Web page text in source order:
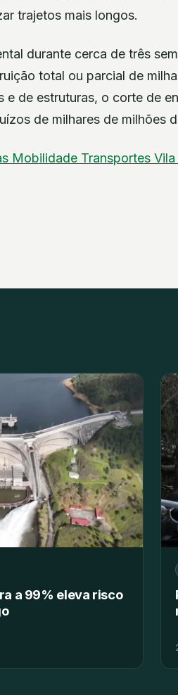
trajetos mais longos.
durante cerca de três
total ou parcial de
e de estruturas, o corte de
de milhares de milhões
Mobilidade Transportes Vila
a 99% eleva risco